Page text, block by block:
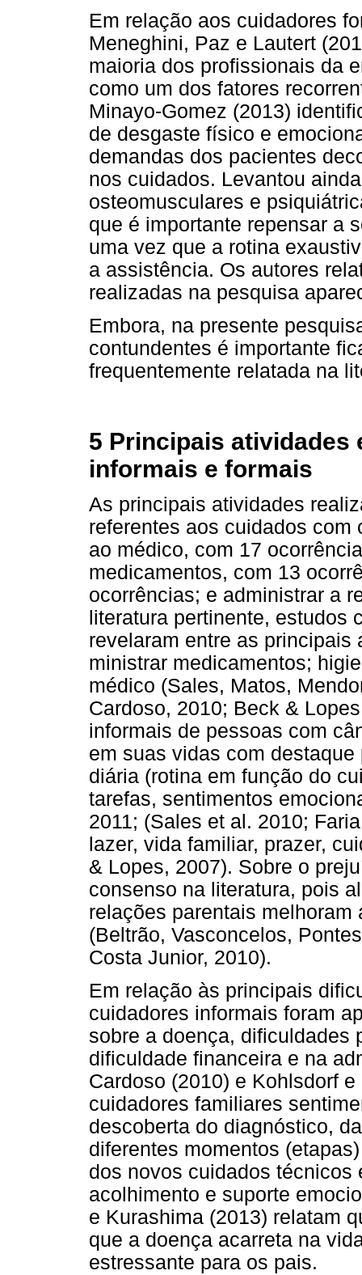
Em relação aos cuidadores
Meneghini, Paz e Lautert
maioria dos profissionais da
como um dos fatores
Minayo-Gomez (2013)
de desgaste físico e
demandas dos pacientes
nos cuidados. Levantou
osteomusculares e
que é importante repensar a
uma vez que a rotina
a assistência. Os autores
realizadas na pesquisa
Embora, na presente
contundentes é importante
frequentemente relatada na
5 Principais atividades
informais e formais
As principais atividades
referentes aos cuidados
ao médico, com 17
medicamentos, com 13
ocorrências; e administrar a
literatura pertinente, estudos
revelaram entre as
ministrar medicamentos;
médico (Sales, Matos,
Cardoso, 2010; Beck &
informais de pessoas com
em suas vidas com
diária (rotina em função do
tarefas, sentimentos
2011; (Sales et al. 2010;
lazer, vida familiar, prazer,
& Lopes, 2007). Sobre o
consenso na literatura, pois
relações parentais
(Beltrão, Vasconcelos,
Costa Junior, 2010).
Em relação às principais
cuidadores informais foram
sobre a doença, dificuldades
dificuldade financeira e na
Cardoso (2010) e Kohlsdorf
cuidadores familiares
descoberta do diagnóstico,
diferentes momentos
dos novos cuidados
acolhimento e suporte
e Kurashima (2013) relatam
que a doença acarreta na
estressante para os pais.